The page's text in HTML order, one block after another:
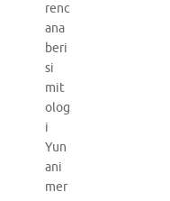
renc
ana
beri
si
mit
olog
i
Yun
ani
mer